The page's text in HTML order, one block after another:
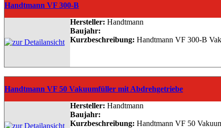
Handtmann VF 300-B
Hersteller: Handtmann
Baujahr:
Kurzbeschreibung: Handtmann VF 300-B
Handtmann VF 50 Vakuumfüller mit Abdrehgetriebe
Hersteller: Handtmann
Baujahr:
Kurzbeschreibung: Handtmann VF 50